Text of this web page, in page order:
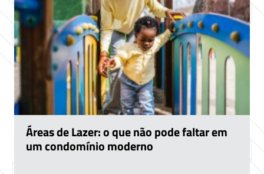
Áreas de Lazer: o que não pode faltar em
um condomínio moderno